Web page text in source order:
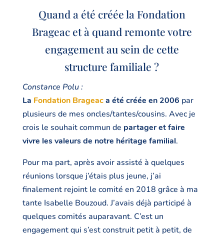
Quand a été créée la Fondation
Brageac et à quand remonte votre
engagement au sein de cette
structure familiale ?
Constance Polu :
La Fondation Brageaca été créée en 2006 par
plusieurs de mes oncles/tantes/cousins. Avec je
crois le souhait commun de partager et faire
vivre les valeurs de notre héritage familial.
Pour ma part, après avoir assisté à quelques
réunions lorsque j’étais plus jeune, j’ai
finalement rejoint le comité en 2018 grâce à ma
tante Isabelle Bouzoud. J’avais déjà participé à
quelques comités auparavant. C’est un
engagement qui s’est construit petit à petit, de